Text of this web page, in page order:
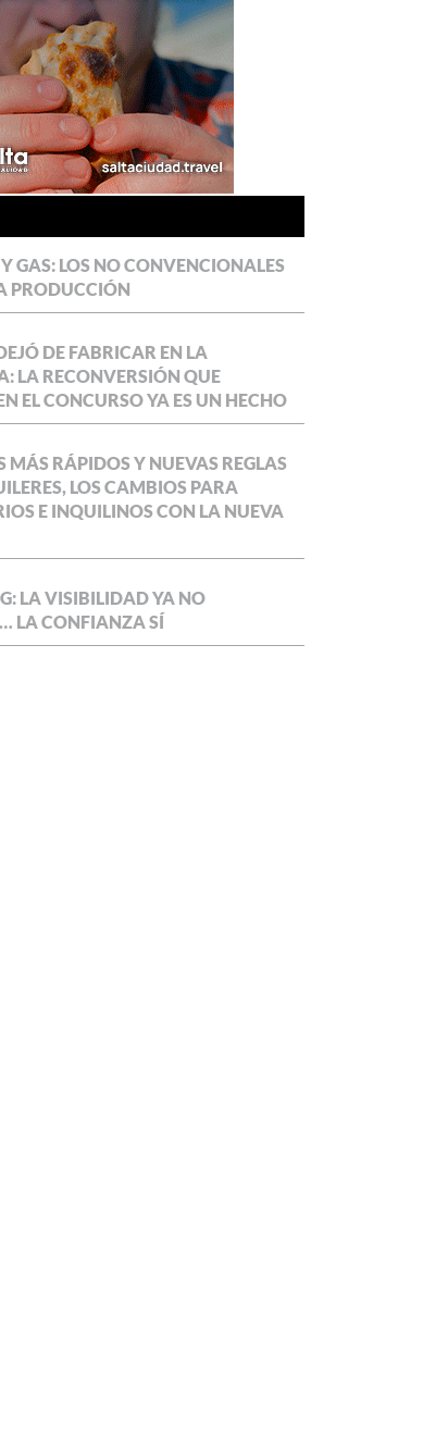
GAS: LOS NO CONVENCIONALES
PRODUCCIÓN
DE FABRICAR EN LA
LA RECONVERSIÓN QUE
EL CONCURSO YA ES UN HECHO
MÁS RÁPIDOS Y NUEVAS REGLAS
LOS CAMBIOS PARA
E INQUILINOS CON LA NUEVA
LA VISIBILIDAD YA NO
LA CONFIANZA SÍ